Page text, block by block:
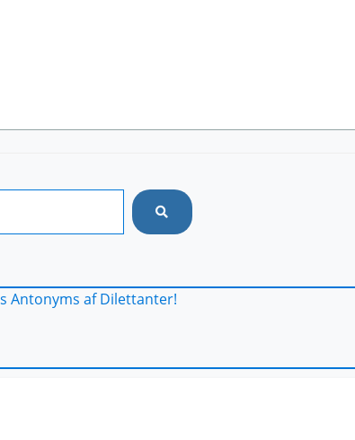
Antonyms af Dilettanter!